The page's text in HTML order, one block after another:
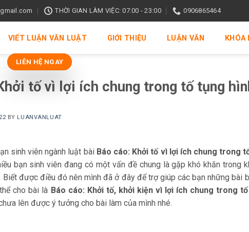
THỜI GIAN LÀM VIỆC: 07:00 - 23:00 0906865464
VIẾT LUẬN VĂN LUẬT GIỚI THIỆU LUẬN VĂN KHÓA
LIÊN HỆ NGAY
tố vì lợi ích chung trong tố tụng
BY LUANVANLUAT
sinh viên ngành luật bài Báo cáo: Khởi tố vì lợi ích chung trong
bạn sinh viên đang có một vấn đề chung là gặp khó khăn trong
Biết được điều đó nên mình đã ở đây để trợ giúp các bạn những bài
cho bài là Báo cáo: Khởi tố, khởi kiện vì lợi ích chungtrong tố
lên được ý tưởng cho bài làm của mình nhé.